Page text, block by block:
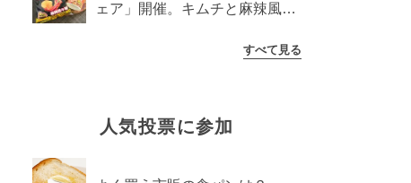
ェア」開催。キムチと麻辣風の
すべて見る
人気投票に参加